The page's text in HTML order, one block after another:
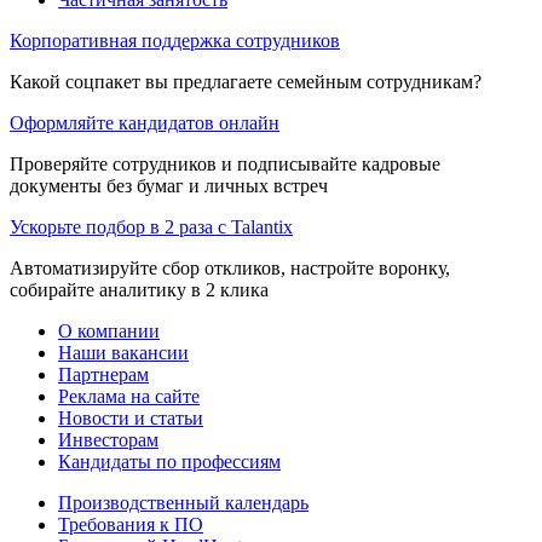
Корпоративная поддержка сотрудников
Какой соцпакет вы предлагаете семейным сотрудникам?
Оформляйте кандидатов онлайн
Проверяйте сотрудников и подписывайте кадровые
документы без бумаг и личных встреч
Ускорьте подбор в 2 раза с Talantix
Автоматизируйте сбор откликов, настройте воронку,
собирайте аналитику в 2 клика
О компании
Наши вакансии
Партнерам
Реклама на сайте
Новости и статьи
Инвесторам
Кандидаты по профессиям
Производственный календарь
Требования к ПО